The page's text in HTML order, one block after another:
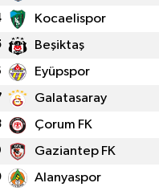
Kocaelispor
Beşiktaş
Eyüpspor
Galatasaray
Çorum FK
Gaziantep FK
Alanyaspor